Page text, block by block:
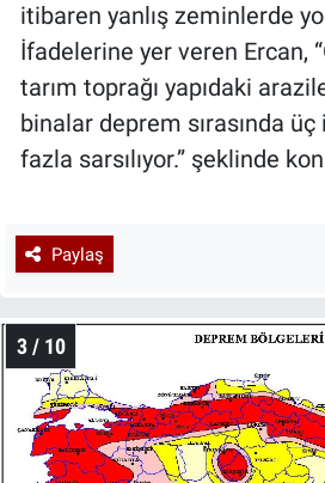
itibaren yanlış zeminlerde
İfadelerine yer veren Ercan,
tarım toprağı yapıdaki
binalar deprem sırasında
fazla sarsılıyor.” şeklinde
Paylaş
3 / 10